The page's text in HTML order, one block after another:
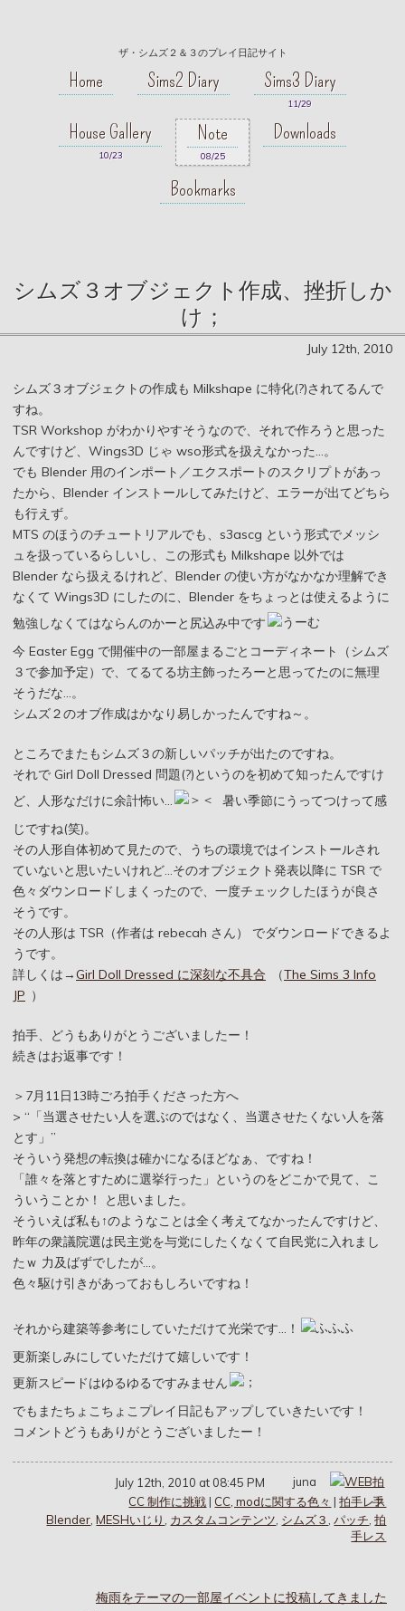
ザ・シムズ２＆３のプレイ日記サイト
Home Sims2 Diary Sims3 Diary
11/29
House Gallery
10/23
Note
08/25
Downloads
Bookmarks
シムズ３オブジェクト作成、挫折しか
け；
July 12th, 2010
シムズ３オブジェクトの作成も Milkshape に特化(?)されてるんで
すね。
TSR Workshop がわかりやすそうなので、それで作ろうと思った
んですけど、Wings3D じゃ wso形式を扱えなかった…。
でも Blender 用のインポート／エクスポートのスクリプトがあっ
たから、Blender インストールしてみたけど、エラーが出てどちら
も行えず。
MTS のほうのチュートリアルでも、s3ascg という形式でメッシ
ュを扱っているらしいし、この形式も Milkshape 以外では
Blender なら扱えるけれど、Blender の使い方がなかなか理解でき
なくて Wings3D にしたのに、Blender をちょっとは使えるように
勉強しなくてはならんのかーと尻込み中です
今 Easter Egg で開催中の一部屋まるごとコーディネート（シムズ
３で参加予定）で、てるてる坊主飾ったろーと思ってたのに無理
そうだな…。
シムズ２のオブ作成はかなり易しかったんですね～。
ところでまたもシムズ３の新しいパッチが出たのですね。
それで Girl Doll Dressed 問題(?)というのを初めて知ったんですけ
ど、人形なだけに余計怖い…
暑い季節にうってつけって感
じですね(笑)。
その人形自体初めて見たので、うちの環境ではインストールされ
ていないと思いたいけれど…そのオブジェクト発表以降に TSR で
色々ダウンロードしまくったので、一度チェックしたほうが良さ
そうです。
その人形は TSR（作者は rebecah さん） でダウンロードできるよ
うです。
詳しくは→Girl Doll Dressed に深刻な不具合 （The Sims 3 Info
JP ）
拍手、どうもありがとうございましたー！
続きはお返事です！
＞7月11日13時ごろ拍手くださった方へ
>
「当選させたい人を選ぶのではなく、当選させたくない人を落
とす」
そういう発想の転換は確かになるほどなぁ、ですね！
「誰々を落とすために選挙行った」というのをどこかで見て、こ
ういうことか！ と思いました。
そういえば私も↑のようなことは全く考えてなかったんですけど、
昨年の衆議院選は民主党を与党にしたくなくて自民党に入れまし
たｗ 力及ばずでしたが…。
色々駆け引きがあっておもしろいですね！
それから建築等参考にしていただけて光栄です…！
更新楽しみにしていただけて嬉しいです！
更新スピードはゆるゆるですみません
でもまたちょこちょこプレイ日記もアップしていきたいです！
コメントどうもありがとうございましたー！
July 12th, 2010 at 08:45 PM
juna
CC 制作に挑戦 | CC, modに関する色々 |拍手レス
Blender ,MESHいじり カスタムコンテンツ シムズ３ ,パッチ ,拍
手レス
梅雨をテーマの一部屋イベントに投稿してきました